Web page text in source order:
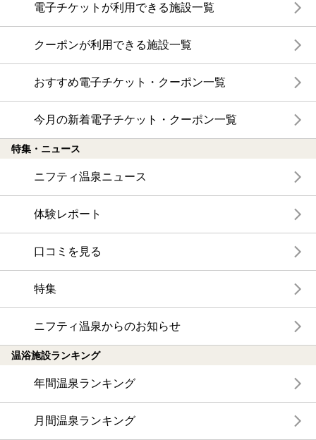
電子チケットが利用できる施設一覧
クーポンが利用できる施設一覧
おすすめ電子チケット・クーポン一覧
今月の新着電子チケット・クーポン一覧
特集・ニュース
ニフティ温泉ニュース
体験レポート
口コミを見る
特集
ニフティ温泉からのお知らせ
温浴施設ランキング
年間温泉ランキング
月間温泉ランキング